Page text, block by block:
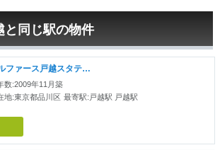
と同じ駅の物件
ベルファース戸越スタティオ
数:2009年11月築
地:東京都品川区 最寄駅:戸越駅 戸越駅